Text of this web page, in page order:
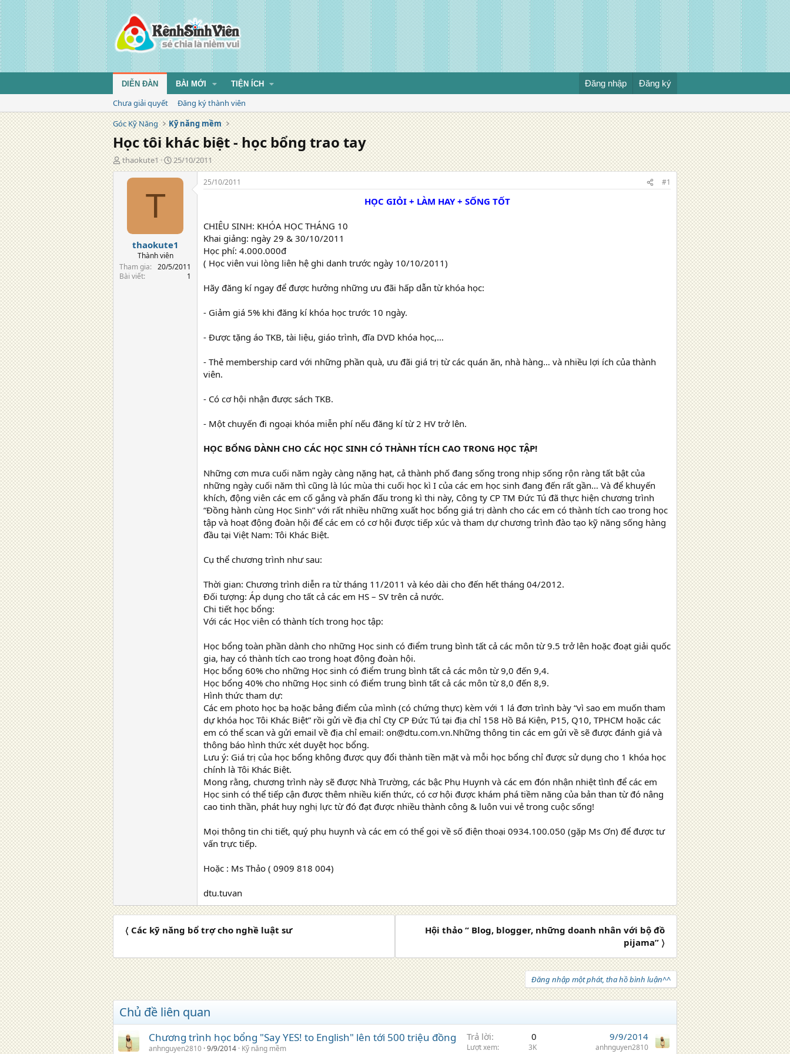
DIỄN ĐÀN BÀI MỚI TIỆN ÍCH Đăng nhập Đăng ký
Chưa giải quyết
Đăng ký thành viên
Góc Kỹ Năng
Kỹ năng mềm
Học tôi khác biệt - học bổng trao tay
T
á
thaokute1
N
g
à
g
25/10/2011
T
thaokute1
Thành viên
Tham gia
20/5/2011
Bài viết
1
25/10/2011 #1
HỌC GIỎI + LÀM HAY + SỐNG TỐT​
CHIÊU SINH: KHÓA HỌC THÁNG 10
Khai giảng: ngày 29 & 30/10/2011
Học phí: 4.000.000đ
( Học viên vui lòng liên hệ ghi danh trước ngày 10/10/2011)
Hãy đăng kí ngay để được hưởng những ưu đãi hấp dẫn từ khóa học:
- Giảm giá 5% khi đăng kí khóa học trước 10 ngày.
- Được tặng áo TKB, tài liệu, giáo trình, đĩa DVD khóa học,…
- Thẻ membership card với những phần quà, ưu đãi giá trị từ các quán ăn, nhà hàng… và nhiều lợi ích của thành
viên.
- Có cơ hội nhận được sách TKB.
- Một chuyến đi ngoại khóa miễn phí nếu đăng kí từ 2 HV trở lên.
HỌC BỔNG DÀNH CHO CÁC HỌC SINH CÓ THÀNH TÍCH CAO TRONG HỌC TẬP!
Những cơn mưa cuối năm ngày càng nặng hạt, cả thành phố đang sống trong nhịp sống rộn ràng tất bật của
những ngày cuối năm thì cũng là lúc mùa thi cuối học kì I của các em học sinh đang đến rất gần… Và để khuyến
khích, động viên các em cố gắng và phấn đấu trong kì thi này, Công ty CP TM Đức Tú đã thực hiện chương trình
“Đồng hành cùng Học Sinh” với rất nhiều những xuất học bổng giá trị dành cho các em có thành tích cao trong học
tập và hoạt động đoàn hội để các em có cơ hội được tiếp xúc và tham dự chương trình đào tạo kỹ năng sống hàng
đầu tại Việt Nam: Tôi Khác Biệt.
Cụ thể chương trình như sau:
Thời gian: Chương trình diễn ra từ tháng 11/2011 và kéo dài cho đến hết tháng 04/2012.
Đối tượng: Áp dụng cho tất cả các em HS – SV trên cả nước.
Chi tiết học bổng:
Với các Học viên có thành tích trong học tập:
Học bổng toàn phần dành cho những Học sinh có điểm trung bình tất cả các môn từ 9.5 trở lên hoặc đoạt giải quốc
gia, hay có thành tích cao trong hoạt động đoàn hội.
Học bổng 60% cho những Học sinh có điểm trung bình tất cả các môn từ 9,0 đến 9,4.
Học bổng 40% cho những Học sinh có điểm trung bình tất cả các môn từ 8,0 đến 8,9.
Hình thức tham dự:
Các em photo học bạ hoặc bảng điểm của mình (có chứng thực) kèm với 1 lá đơn trình bày “vì sao em muốn tham
dự khóa học Tôi Khác Biệt” rồi gửi về địa chỉ Cty CP Đức Tú tại địa chỉ 158 Hồ Bá Kiện, P15, Q10, TPHCM hoặc các
em có thể scan và gửi email về địa chỉ email: on@dtu.com.vn.Những thông tin các em gửi về sẽ được đánh giá và
thông báo hình thức xét duyệt học bổng.
Lưu ý: Giá trị của học bổng không được quy đổi thành tiền mặt và mỗi học bổng chỉ được sử dụng cho 1 khóa học
chính là Tôi Khác Biệt.
Mong rằng, chương trình này sẽ được Nhà Trường, các bậc Phụ Huynh và các em đón nhận nhiệt tình để các em
Học sinh có thể tiếp cận được thêm nhiều kiến thức, có cơ hội được khám phá tiềm năng của bản than từ đó nâng
cao tinh thần, phát huy nghị lực từ đó đạt được nhiều thành công & luôn vui vẻ trong cuộc sống!
Mọi thông tin chi tiết, quý phụ huynh và các em có thể gọi về số điện thoại 0934.100.050 (gặp Ms Ơn) để được tư
vấn trực tiếp.
Hoặc : Ms Thảo ( 0909 818 004)
dtu.tuvan
〈 Các kỹ năng bổ trợ cho nghề luật sư
Hội thảo “ Blog, blogger, những doanh nhân với bộ đồ
pijama” 〉
Đăng nhập một phát, tha hồ bình luận^^
Chủ đề liên quan
Chương trình học bổng "Say YES! to English" lên tới 500 triệu đồng
anhnguyen2810 9/9/2014 Kỹ năng mềm
Trả lời 0
Lượt xem 3K
9/9/2014
anhnguyen2810